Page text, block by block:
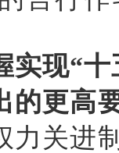
现“十
的更高
力关进